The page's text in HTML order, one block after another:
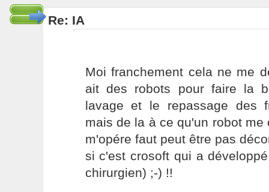
Re: IA
Moi franchement cela ne me
ait des robots pour faire la
lavage et le repassage des
mais de la à ce qu'un robot
m'opére faut peut être pas
si c'est crosoft qui a
chirurgien) ;-) !!